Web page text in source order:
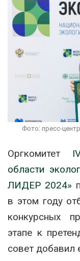
Фото: пресс-
Оргкомитет
области
ЛИДЕР 2024»
в этом году
конкурсных
этапе к
совет добавил